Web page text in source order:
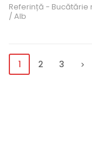
Referință -
/ Alb
1 2 3